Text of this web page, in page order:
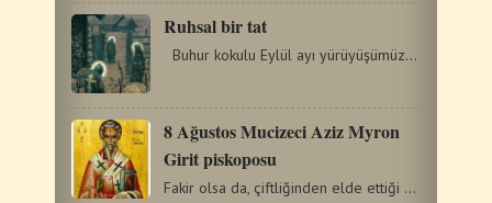
Ruhsal bir tat
Buhur kokulu Eylül ayı yürüyüşümüzü neredeyse tamamlarken,…
8 Ağustos Mucizeci Aziz Myron
Girit piskoposu
Fakir olsa da, çiftliğinden elde ettiği ürünü serbestçe…